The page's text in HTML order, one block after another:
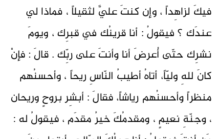
فيكَ لزاهِداً ، وإن كنتَ عليَّ لثقيلاً ، فماذا لي
عندَك ؟ فيقولُ : أنا قرينُك في قبرِك ، ويومَ
نشرِك حتّى أُعرضَ أنا وأنتَ على ربِّك . قالَ : فإنْ
كانَ للهِ وليّاً، أتاهُ أطيبُ النّاسِ ريحاً ، وأحسنُهم
منظراً وأحسنُهم رياشاً، فقالَ : أبشِر بروحٍ وريحان
، وجنّةِ نعيمٍ ، ومقدمُكَ خيرُ مقدَم ، فيقولُ له :